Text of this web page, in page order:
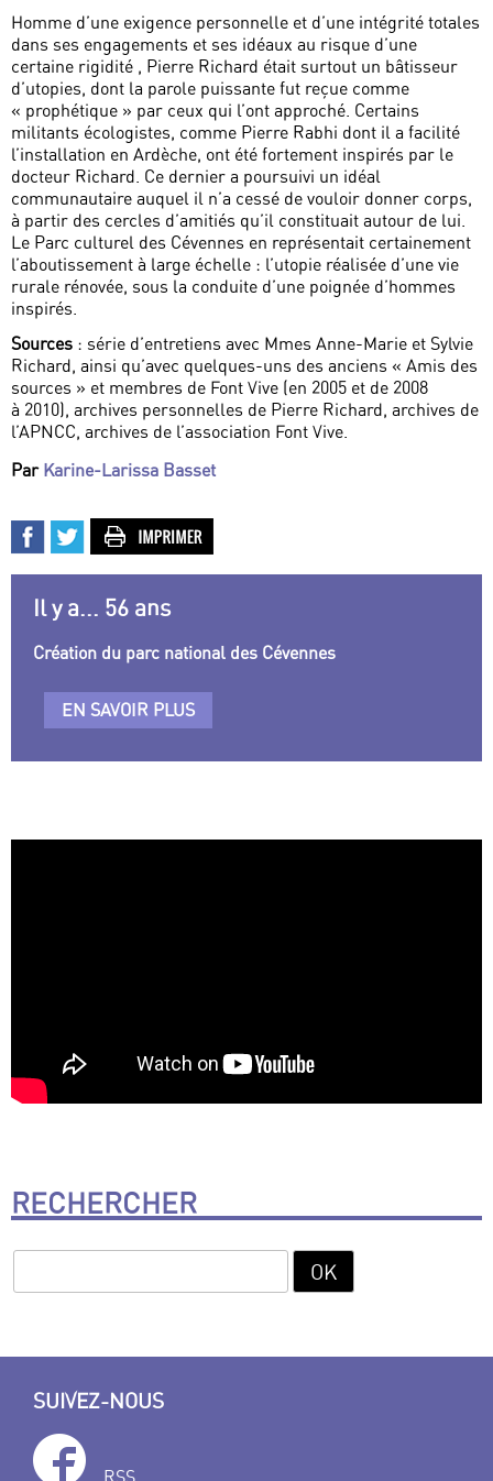
Homme d’une exigence personnelle et d’une intégrité totales
dans ses engagements et ses idéaux au risque d’une
certaine rigidité , Pierre Richard était surtout un bâtisseur
d’utopies, dont la parole puissante fut reçue comme
« prophétique » par ceux qui l’ont approché. Certains
militants écologistes, comme Pierre Rabhi dont il a facilité
l’installation en Ardèche, ont été fortement inspirés par le
docteur Richard. Ce dernier a poursuivi un idéal
communautaire auquel il n’a cessé de vouloir donner corps,
à partir des cercles d’amitiés qu’il constituait autour de lui.
Le Parc culturel des Cévennes en représentait certainement
l’aboutissement à large échelle : l’utopie réalisée d’une vie
rurale rénovée, sous la conduite d’une poignée d’hommes
inspirés.
Sources : série d’entretiens avec Mmes Anne-Marie et Sylvie
Richard, ainsi qu’avec quelques-uns des anciens « Amis des
sources » et membres de Font Vive (en 2005 et de 2008
à 2010), archives personnelles de Pierre Richard, archives de
l’APNCC, archives de l’association Font Vive.
Par Karine-Larissa Basset
Il y a... 56 ans
Création du parc national des Cévennes
EN SAVOIR PLUS
RECHERCHER
SUIVEZ-NOUS